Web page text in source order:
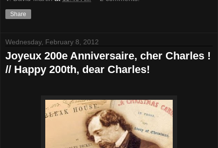
Share
Wednesday, February 8, 2012
Joyeux 200e Anniversaire, cher Charles !
// Happy 200th, dear Charles!